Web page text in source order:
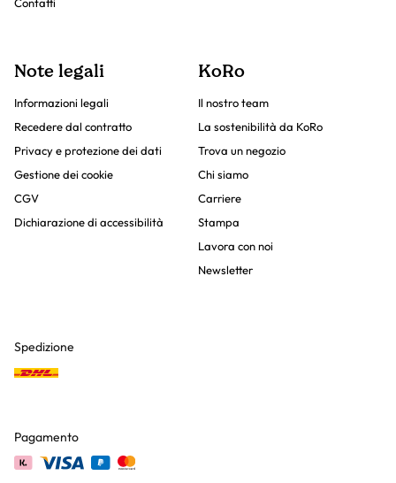
Contatti
Note legali
Informazioni legali
Recedere dal contratto
Privacy e protezione dei dati
Gestione dei cookie
CGV
Dichiarazione di accessibilità
KoRo
Il nostro team
La sostenibilità da KoRo
Trova un negozio
Chi siamo
Carriere
Stampa
Lavora con noi
Newsletter
Spedizione
Pagamento